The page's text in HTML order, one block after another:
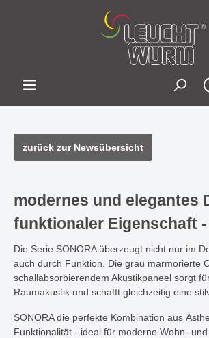
zurück zur Newsübersicht
modernes und elegantes
funktionaler Eigenschaft -
Die Serie SONORA überzeugt nicht nur im
auch durch Funktion. Die grau marmorierte
schallabsorbierendem Akustikpaneel sorgt
Raumakustik und schafft gleichzeitig eine
SONORA die perfekte Kombination aus
Funktionalität - ideal für moderne Wohn- und